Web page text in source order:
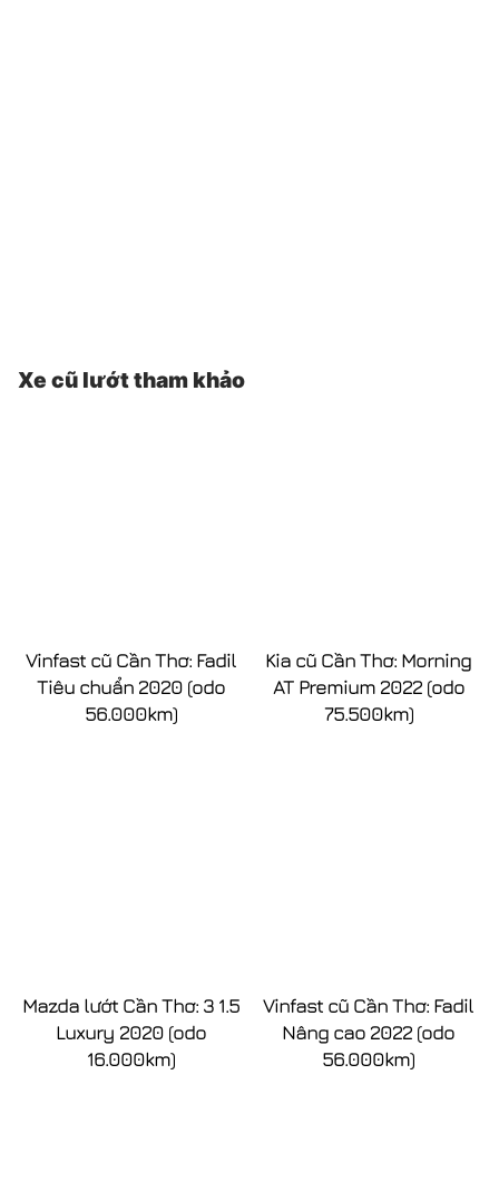
Xe cũ lướt tham khảo
Vinfast cũ Cần Thơ: Fadil
Tiêu chuẩn 2020 (odo
56.000km)
Kia cũ Cần Thơ: Morning
AT Premium 2022 (odo
75.500km)
Mazda lướt Cần Thơ: 3 1.5
Luxury 2020 (odo
16.000km)
Vinfast cũ Cần Thơ: Fadil
Nâng cao 2022 (odo
56.000km)